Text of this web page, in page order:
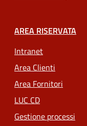
AREA RISERVATA
Intranet
Area Clienti
Area Fornitori
LUC CD
Gestione processi